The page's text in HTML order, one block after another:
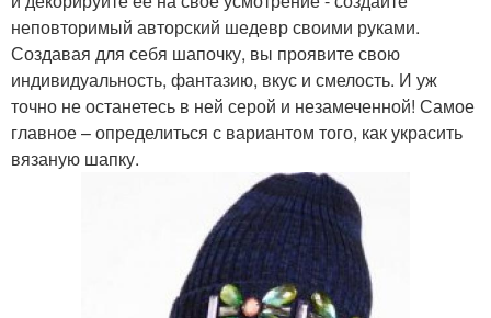
неповторимый авторский шедевр своими руками.
Создавая для себя шапочку, вы проявите свою
индивидуальность, фантазию, вкус и смелость. И уж
точно не останетесь в ней серой и незамеченной! Самое
главное – определиться с вариантом того, как украсить
вязаную шапку.